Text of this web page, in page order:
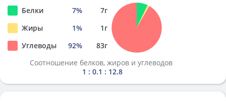
Белки 7% 7г
Жиры
1% 1г
Углеводы
92% 83г
Соотношение белков, жиров и углеводов
1 : 0.1 : 12.8